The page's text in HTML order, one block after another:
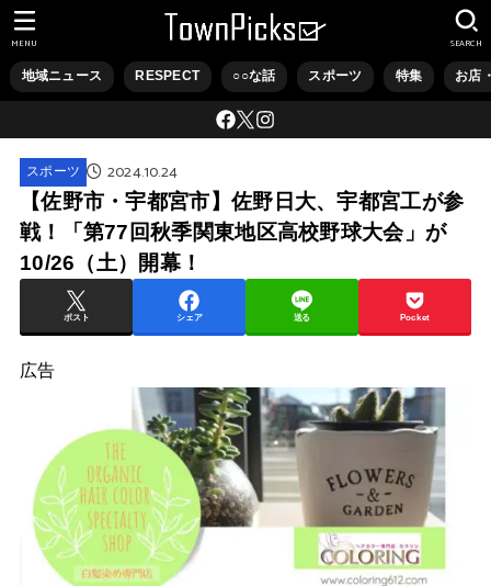
地域ニュース RESPECT ○○な話 スポーツ 特集 お店
SEARCH
MENU
スポーツ 2024.10.24
【佐野市・宇都宮市】佐野日大、宇都宮工が参
戦！「第77回秋季関東地区高校野球大会」が
10/26（土）開幕！
ポスト シェア 送る Pocket
広告